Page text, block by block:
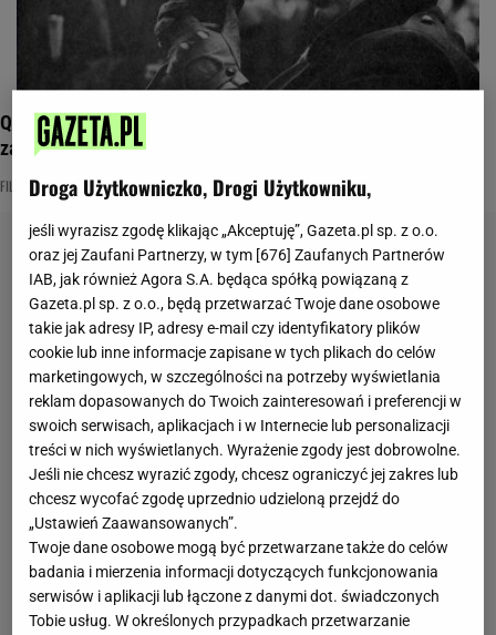
Quiz wiedzy polskiego kinomaniaka: Andrzej Wajda. Średnia
zawstydza, to tylko 5/12
FILMOWE QUIZ FILMOWY
Droga Użytkowniczko, Drogi Użytkowniku,
jeśli wyrazisz zgodę klikając „Akceptuję”, Gazeta.pl sp. z o.o.
oraz jej Zaufani Partnerzy, w tym [ 676 ] Zaufanych Partnerów
IAB, jak również Agora S.A. będąca spółką powiązaną z
Gazeta.pl sp. z o.o., będą przetwarzać Twoje dane osobowe
takie jak adresy IP, adresy e-mail czy identyfikatory plików
cookie lub inne informacje zapisane w tych plikach do celów
marketingowych, w szczególności na potrzeby wyświetlania
reklam dopasowanych do Twoich zainteresowań i preferencji w
swoich serwisach, aplikacjach i w Internecie lub personalizacji
treści w nich wyświetlanych. Wyrażenie zgody jest dobrowolne.
Jeśli nie chcesz wyrazić zgody, chcesz ograniczyć jej zakres lub
chcesz wycofać zgodę uprzednio udzieloną przejdź do
„Ustawień Zaawansowanych”.
Twoje dane osobowe mogą być przetwarzane także do celów
badania i mierzenia informacji dotyczących funkcjonowania
serwisów i aplikacji lub łączone z danymi dot. świadczonych
Tobie usług. W określonych przypadkach przetwarzanie